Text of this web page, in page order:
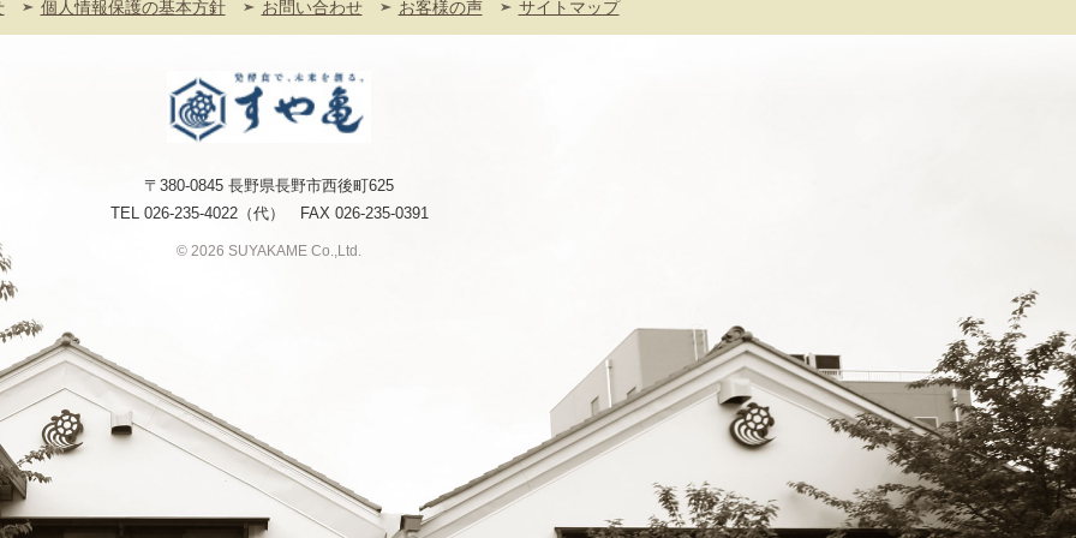
個人情報保護の基本方針 お問い合わせ お客様の声 サイトマップ
〒380-0845 長野県長野市西後町625
TEL 026-235-4022（代） FAX 026-235-0391
© 2026 SUYAKAME Co.,Ltd.